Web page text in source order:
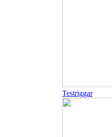
Testriggar